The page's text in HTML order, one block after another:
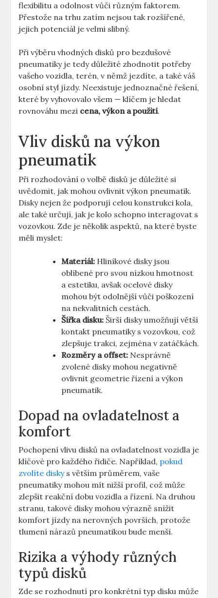
flexibilitu a‌ odolnost vůči různým faktorem.
Přestože na trhu zatím nejsou tak rozšířené,
jejich potenciál je⁣ velmi slibný.
Při výběru vhodných ⁤disků pro​ bezdušové
pneumatiky je tedy důležité​ zhodnotit potřeby‌
vašeho vozidla, terén, ⁢v ‍němž jezdíte, a také váš
osobní styl ⁢jízdy. ​Neexistuje jednoznačné řešení,
které by‌ vyhovovalo ⁢všem — klíčem je hledat
rovnováhu mezi cena, výkon a použití.
Vliv disků⁢ na výkon
pneumatik
Při rozhodování ⁢o volbě disků je důležité si
uvědomit, jak mohou ovlivnit výkon pneumatik.
⁣Disky nejen že podporují celou konstrukci kola,
ale také určují, jak⁤ je kolo schopno ⁣interagovat s
vozovkou. Zde je několik aspektů, ⁢na které byste
měli myslet:
Materiál: Hliníkové disky jsou ​
oblíbené pro svou nízkou hmotnost
a ⁢estetiku, avšak‍ ocelové ⁣disky
mohou být odolnější vůči poškození‍
na nekvalitních cestách.
Šířka disku: Širší ⁤disky umožňují větší
kontakt pneumatiky s vozovkou, což
zlepšuje trakci, zejména v zatáčkách.
Rozměry a offset: Nesprávně
zvolené disky⁣ mohou negativně
ovlivnit ⁣geometrie řízení a výkon‌
pneumatik.
Dopad na ovladatelnost a
komfort
Pochopení vlivu disků na ovladatelnost vozidla je
klíčové pro⁣ každého řidiče. Například, pokud
zvolíte diskys⁣ větším průměrem, vaše
pneumatiky⁤ mohou ​mít nižší ‌profil, což může
zlepšit reakční dobu ⁤vozidla a řízení. Na druhou
stranu, ⁤takové disky mohou‌ výrazně snížit​
komfort jízdy na nerovných površích, protože
tlumení nárazů pneumatikou bude menší.
Rizika​ a ​výhody různých
typů disků
Zde se rozhodnutí pro⁣ konkrétní typ disku⁢ může